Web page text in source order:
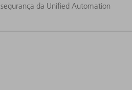
da Unified Automation